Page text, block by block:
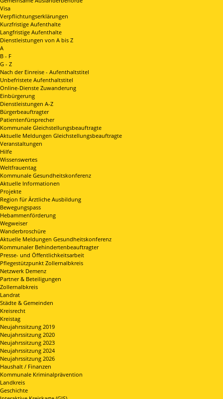
Visa
Verpflichtungserklärungen
Kurzfristige Aufenthalte
Langfristige Aufenthalte
Dienstleistungen von A bis Z
A
B - F
G - Z
Nach der Einreise - Aufenthaltstitel
Unbefristete Aufenthaltstitel
Online-Dienste Zuwanderung
Einbürgerung
Dienstleistungen A-Z
Bürgerbeauftragter
Patientenfürsprecher
Kommunale Gleichstellungsbeauftragte
Aktuelle Meldungen Gleichstellungsbeauftragte
Veranstaltungen
Hilfe
Wissenswertes
Weltfrauentag
Kommunale Gesundheitskonferenz
Aktuelle Informationen
Projekte
Region für Ärztliche Ausbildung
Bewegungspass
Hebammenförderung
Wegweiser
Wanderbroschüre
Aktuelle Meldungen Gesundheitskonferenz
Kommunaler Behindertenbeauftragter
Presse- und Öffentlichkeitsarbeit
Pflegestützpunkt Zollernalbkreis
Netzwerk Demenz
Partner & Beteiligungen
Zollernalbkreis
Landrat
Städte & Gemeinden
Kreisrecht
Kreistag
Neujahrssitzung 2019
Neujahrssitzung 2020
Neujahrssitzung 2023
Neujahrssitzung 2024
Neujahrssitzung 2026
Haushalt / Finanzen
Kommunale Kriminalprävention
Landkreis
Geschichte